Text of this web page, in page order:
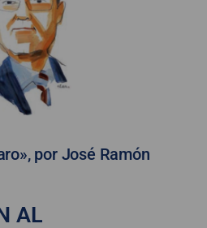
por José Ramón
AL